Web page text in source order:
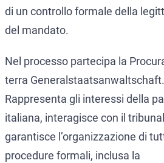
di un controllo formale della
del mandato.
Nel processo partecipa la
terra Generalstaatsanwaltschaft.
Rappresenta gli interessi della
italiana, interagisce con il
garantisce l’organizzazione di
procedure formali, inclusa la